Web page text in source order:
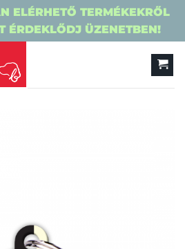
ELÉRHETŐ TERMÉKEKRŐL
ÉRDEKLŐDJ ÜZENETBEN!